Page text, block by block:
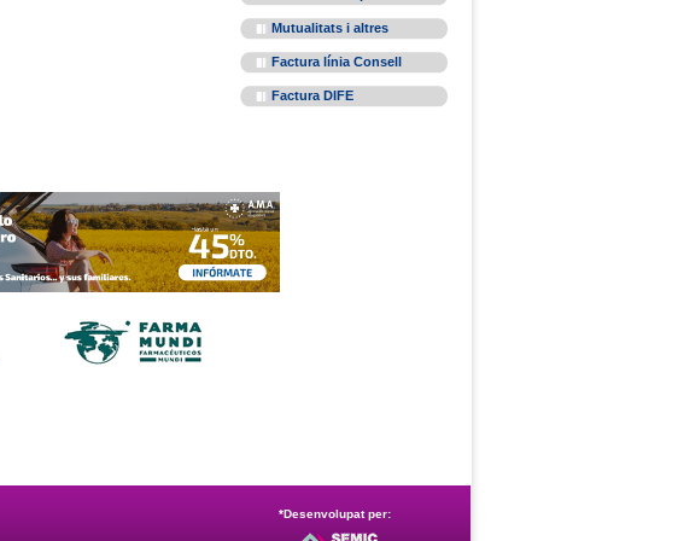
Mutualitats i altres
Factura línia Consell
Factura DIFE
*Desenvolupat per: